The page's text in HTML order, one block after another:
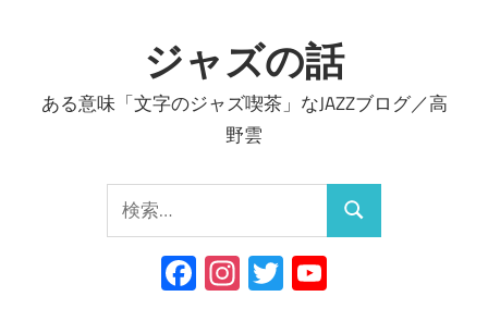
ン
ジャズの話
ある意味「文字のジャズ喫茶」なJAZZブログ／高
野雲
索:
検
Facebook
Instagram
Twitter